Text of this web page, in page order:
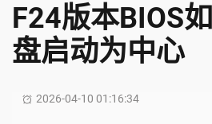
F24版本BIOS
盘启动为中心
2026-04-10 01:16:34